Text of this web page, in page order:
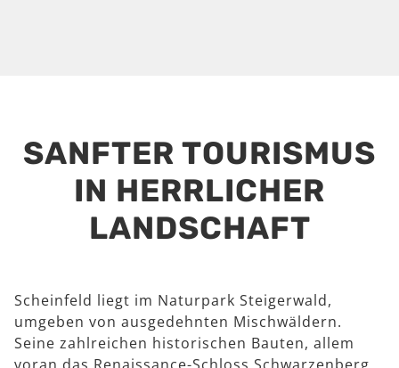
SANFTER TOURISMUS
IN HERRLICHER
LANDSCHAFT
Scheinfeld liegt im Naturpark Steigerwald,
umgeben von ausgedehnten Mischwäldern.
Seine zahlreichen historischen Bauten, allem